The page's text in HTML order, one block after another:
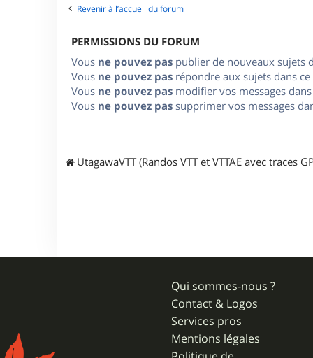
Revenir à l’accueil du forum
PERMISSIONS DU FORUM
Vous ne pouvez pas publier de nouveaux sujets
Vous ne pouvez pas répondre aux sujets dans
Vous ne pouvez pas modifier vos messages
Vous ne pouvez pas supprimer vos messages
UtagawaVTT (Randos VTT et VTTAE avec traces
Qui sommes-nous ?
Contact & Logos
Services pros
Mentions légales